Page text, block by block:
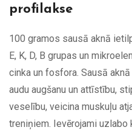
profilakse
100 gramos sausā aknā
E, K, D, B grupas un
cinka un fosfora. Sausā
audu augšanu un attīstību,
veselību, veicina muskuļu
treniņiem. Ievērojami uzlabo